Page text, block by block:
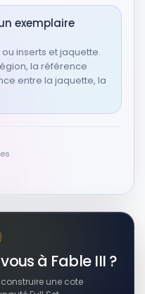
exemplaire
inserts et jaquette.
la référence
entre la jaquette, la
à Fable III ?
une cote